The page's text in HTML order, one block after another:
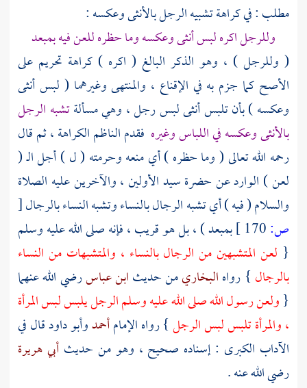
مطلب : في كراهة تشبيه الرجل بالأنثى وعكسه :
وللرجل اكره لبس أنثى وعكسه وما حظره للعن فيه بمبعد
( وللرجل ) ، وهو الذكر البالغ ( اكره ) كراهة تحريم على
الأصح كما جزم به في الإقناع ، والمنتهى وغيرهما ( لبس أنثى
وعكسه ) بأن تلبس أنثى لبس رجل ، وهي مسألةتشبه الرجل
بالأنثى وعكسه في اللباس وغيره فقدمالناظمالكراهة ، ثم قال
رحمه الله تعالى ( وما حظره ) أي منعه وحرمته ( ل ) أجل الـ (
لعن ) الوارد عن حضرة سيد الأولين ، والآخرين عليه الصلاة
والسلام ( فيه ) أي تشبه الرجال بالنساء وتشبه النساء بالرجال[
ص:
بمبعد ) ، بل هو قريب ، فإنه صلى الله عليه وسلم
{ لعن المتشبهين من الرجال بالنساء ، والمتشبهات من النساء
بالرجال } رواهالبخاريمن حديثابن عباسرضي الله عنهما
{ولعن رسول الله صلى الله عليه وسلم الرجل يلبس لبس المرأة
، والمرأة تلبس لبس الرجل} رواه الإمامأحمدوأبو داودقال في
الآداب الكبرى : إسناده صحيح ، وهو من حديث أبي هريرة
رضي الله عنه .